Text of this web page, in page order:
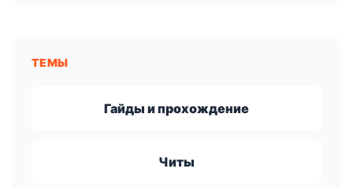
ТЕМЫ
Гайды и прохождение
Читы